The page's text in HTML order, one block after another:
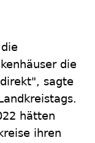
die
sagte
hätten
ihren